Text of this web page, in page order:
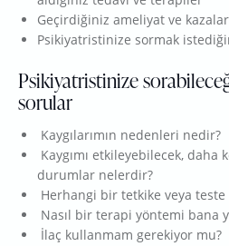
Geçirdiğiniz ameliyat ve kazalar
Psikiyatristinize sormak
Psikiyatristinize
sorular
Kaygılarımın nedenleri nedir?
Kaygımı etkileyebilecek, daha
durumlar nelerdir?
Herhangi bir tetkike veya teste
Nasıl bir terapi yöntemi bana
İlaç kullanmam gerekiyor mu?